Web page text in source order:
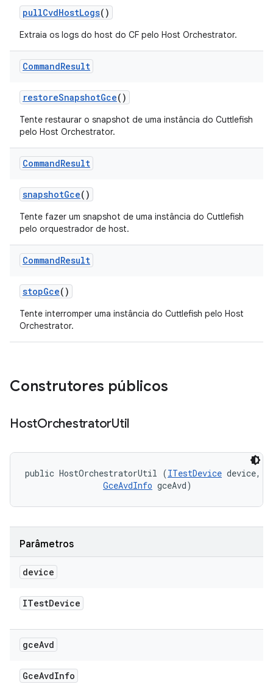
pullCvdHostLogs()
Extraia os logs do host do CF pelo Host Orchestrator.
CommandResult
restoreSnapshotGce()
Tente restaurar o snapshot de uma instância do Cuttlefish
pelo Host Orchestrator.
CommandResult
snapshotGce()
Tente fazer um snapshot de uma instância do Cuttlefish
pelo orquestrador de host.
CommandResult
stopGce()
Tente interromper uma instância do Cuttlefish pelo Host
Orchestrator.
Construtores públicos
HostOrchestratorUtil
public HostOrchestratorUtil (ITestDevice device,
GceAvdInfo gceAvd)
Parâmetros
device
ITestDevice
gceAvd
GceAvdInfo